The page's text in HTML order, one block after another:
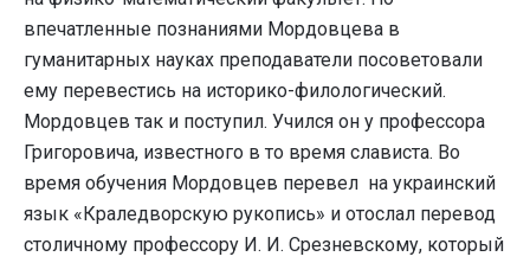
впечатленные познаниями Мордовцева в
гуманитарных науках преподаватели посоветовали
ему перевестись на историко-филологический.
Мордовцев так и поступил. Учился он у профессора
Григоровича, известного в то время слависта. Во
время обучения Мордовцев перевел на украинский
язык «Краледворскую рукопись» и отослал перевод
столичному профессору И. И. Срезневскому, который